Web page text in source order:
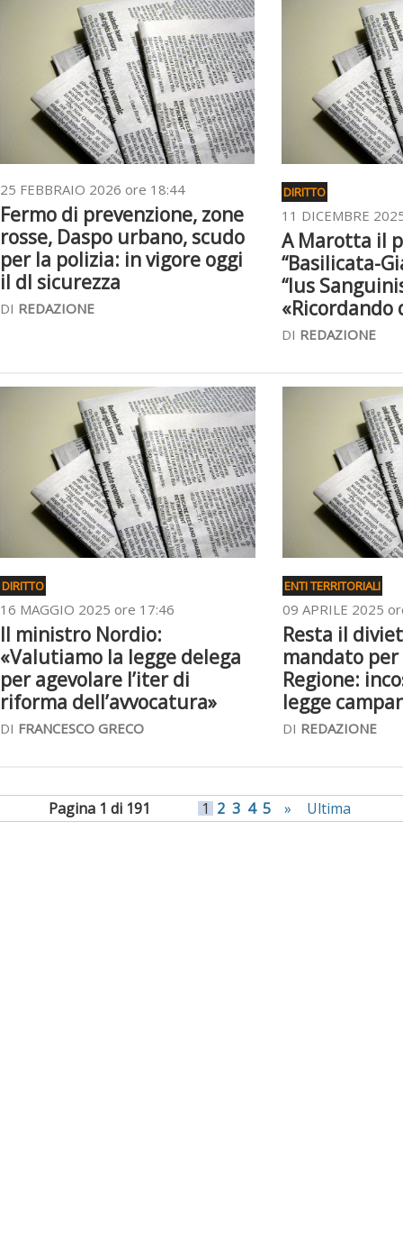
25 FEBBRAIO 2026 ore 18:44
Fermo di prevenzione, zone
rosse, Daspo urbano, scudo
per la polizia: in vigore oggi
il dl sicurezza
DI REDAZIONE
DIRITTO
11 DICEMBRE
A Marotta il
“Basilicata-
“Ius
«Ricordando
DI REDAZIONE
DIRITTO
16 MAGGIO 2025 ore 17:46
Il ministro Nordio:
«Valutiamo la legge delega
per agevolare l’iter di
riforma dell’avvocatura»
DI FRANCESCO GRECO
ENTI TERRITORIALI
09 APRILE 2025
Resta il
mandato
Regione:
legge
DI REDAZIONE
Pagina 1 di 191 1 2 3 4 5 » Ultima